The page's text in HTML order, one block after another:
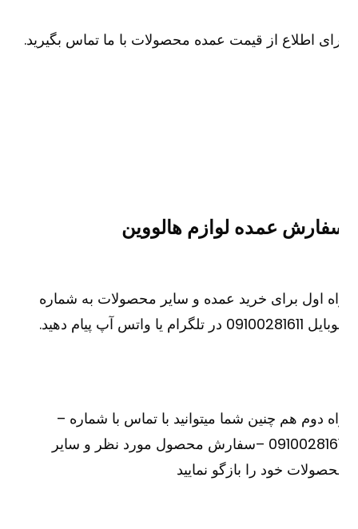
اطلاع از قیمت عمده محصولات با ما تماس بگیرید.
عمده لوازم هالووین
اول برای خرید عمده و سایر محصولات به شماره
در تلگرام یا واتس آپ پیام دهید.
دوم هم چنین شما میتوانید با تماس با شماره –
09100281611 –سفارش محصول مورد نظر و سایر
خود را بازگو نمایید